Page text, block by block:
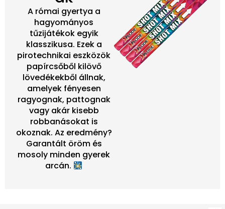
A római gyertya a
hagyományos
tűzijátékok egyik
klasszikusa. Ezek a
pirotechnikai eszközök
papírcsőből kilövő
lövedékekből állnak,
amelyek fényesen
ragyognak, pattognak
vagy akár kisebb
robbanásokat is
okoznak. Az eredmény?
Garantált öröm és
mosoly minden gyerek
arcán.